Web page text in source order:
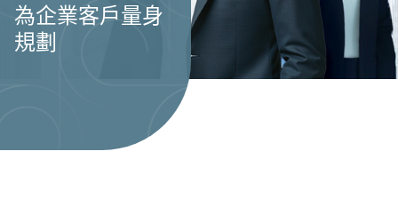
為企業客戶量身
規劃